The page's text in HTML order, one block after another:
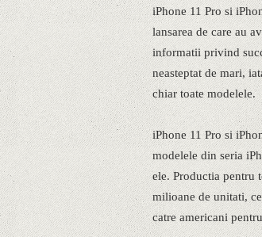
iPhone 11 Pro si
lansarea de care au
informatii privind
neasteptat de mari,
chiar toate modelele.
iPhone 11 Pro si
modelele din seria
ele. Productia pentru
milioane de unitati,
catre americani